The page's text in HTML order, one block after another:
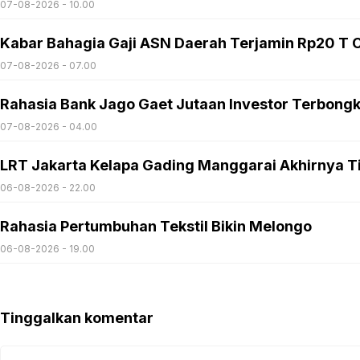
07-08-2026 - 10.00
Kabar Bahagia Gaji ASN Daerah Terjamin Rp20 T
07-08-2026 - 07.00
Rahasia Bank Jago Gaet Jutaan Investor
07-08-2026 - 04.00
LRT Jakarta Kelapa Gading Manggarai Akhirnya
06-08-2026 - 22.00
Rahasia Pertumbuhan Tekstil Bikin Melongo
06-08-2026 - 19.00
Tinggalkan komentar